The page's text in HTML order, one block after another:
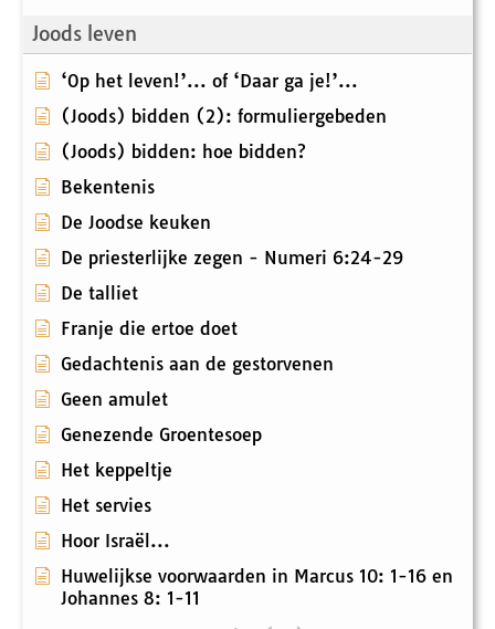
Joods leven
‘Op het leven!’... of ‘Daar ga je!’...
(Joods) bidden (2): formuliergebeden
(Joods) bidden: hoe bidden?
Bekentenis
De Joodse keuken
De priesterlijke zegen - Numeri 6:24-29
De talliet
Franje die ertoe doet
Gedachtenis aan de gestorvenen
Geen amulet
Genezende Groentesoep
Het keppeltje
Het servies
Hoor Israël...
Huwelijkse voorwaarden in Marcus 10: 1-16 en
Johannes 8: 1-11